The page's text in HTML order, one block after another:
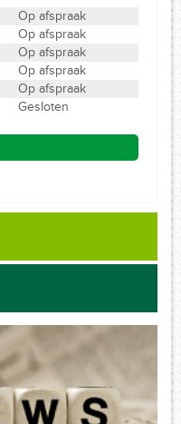
Op afspraak
Op afspraak
Op afspraak
Op afspraak
Op afspraak
Gesloten